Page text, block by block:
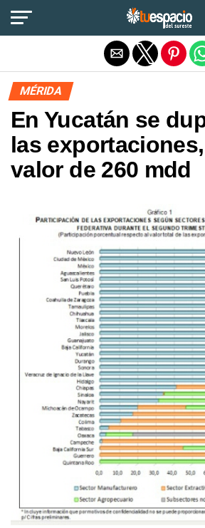
MÉRIDA
En Yucatán se
las
valor de 260 mdd
Salir de la versión